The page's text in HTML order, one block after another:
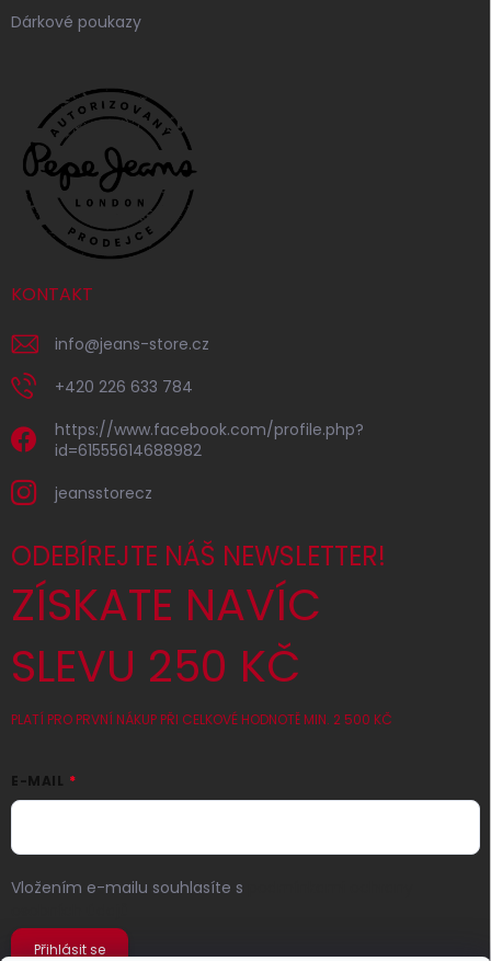
Dárkové poukazy
KONTAKT
info@jeans-store.cz
+420 226 633 784
https://www.facebook.com/profile.php?
id=61555614688982
jeansstorecz
ODEBÍREJTE NÁŠ NEWSLETTER!
ZÍSKATE NAVÍC
SLEVU 250 KČ
PLATÍ PRO PRVNÍ NÁKUP PŘI CELKOVÉ HODNOTĚ MIN. 2 500 KČ
E-MAIL
Vložením e-mailu souhlasíte s
Přihlásit se